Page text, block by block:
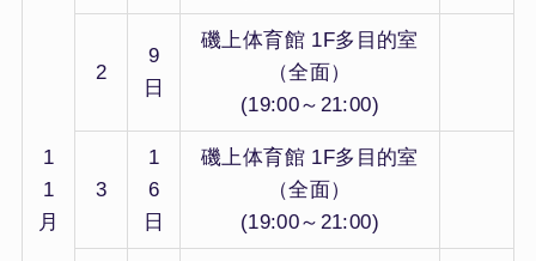
1
1
月
2
9
日
磯上体育館 1F多目的室
（全面）
(19:00～21:00)
3
1
6
日
磯上体育館 1F多目的室
（全面）
(19:00～21:00)